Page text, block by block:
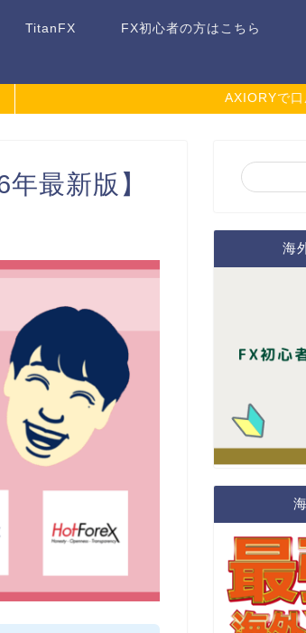
TitanFX FX初心者の方はこちら
AXIORYで口
最新版】
海